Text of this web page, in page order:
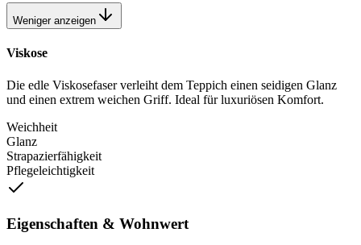
Weniger anzeigen
Viskose
Die edle Viskosefaser verleiht dem Teppich einen seidigen Glanz
und einen extrem weichen Griff. Ideal für luxuriösen Komfort.
Weichheit
Glanz
Strapazierfähigkeit
Pflegeleichtigkeit
Eigenschaften & Wohnwert